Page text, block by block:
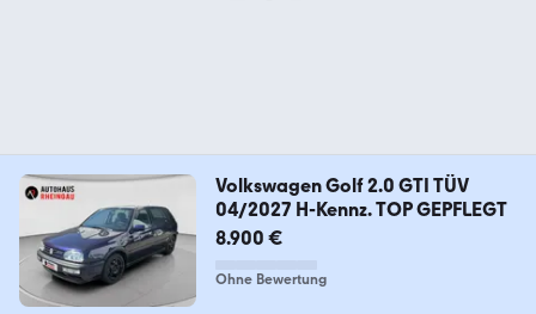
Volkswagen Golf 2.0 GTI TÜV
04/2027 H-Kennz. TOP GEPFLEGT
8.900 €
Ohne Bewertung